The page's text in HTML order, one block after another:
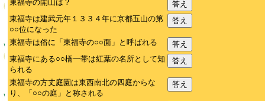
東福寺の開山は？
答え
東福寺は建武元年１３３４年に京都五山の第
○○位になった
答え
東福寺は俗に「東福寺の○○面」と呼ばれる
答え
東福寺にある○○橋一帯は紅葉の名所として知
られる
答え
東福寺の方丈庭園は東西南北の四庭からな
り、「○○の庭」と称される
答え